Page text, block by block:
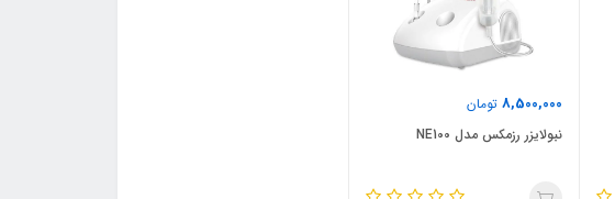
8,500,000 تومان
نبولایزر رزمکس مدل NE100